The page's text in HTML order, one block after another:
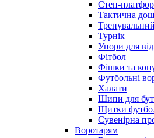
Степ-
Тактична
Турнік
Упори для
Фітбол
Фішки та
Футбольні
Халати
Шипи для
Щитки
Сувенірна
Воротарям